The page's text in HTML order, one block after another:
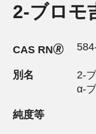
2-ブロモ
CAS RN🄬
別名
2-
α-
純度等